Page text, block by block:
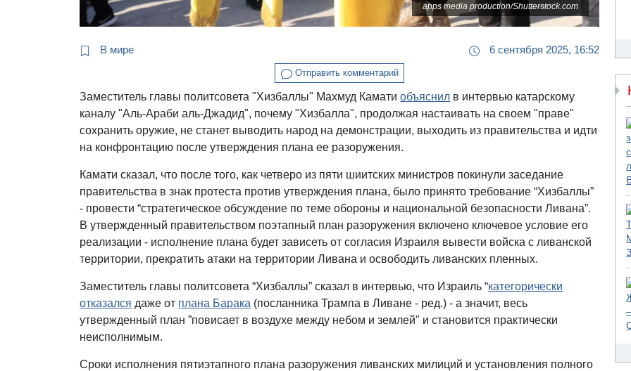
apps media production/Shutterstock.com
В мире 6 сентября 2025, 16:52
Отправить комментарий
Заместитель главы политсовета "Хизбаллы" Махмуд Каматиобъяснил в интервью катарскому
каналу "Аль-Араби аль-Джадид", почему "Хизбалла", продолжая настаивать на своем "праве"
сохранить оружие, не станет выводить народ на демонстрации, выходить из правительства и идти
на конфронтацию после утверждения плана ее разоружения.
Камати сказал, что после того, как четверо из пяти шиитских министров покинули заседание
правительства в знак протеста против утверждения плана, было принято требование “Хизбаллы”
- провести “стратегическое обсуждение по теме обороны и национальной безопасности Ливана”.
В утвержденный правительством поэтапный план разоружения включено ключевое условие его
реализации - исполнение плана будет зависеть от согласия Израиля вывести войска с ливанской
территории, прекратить атаки на территории Ливана и освободить ливанских пленных.
Заместитель главы политсовета “Хизбаллы” сказал в интервью, что Израиль “категорически
отказался даже от плана Барака (посланника Трампа в Ливане - ред.) - а значит, весь
утвержденный план ”повисает в воздухе между небом и землей" и становится практически
неисполнимым.
Сроки исполнения пятиэтапного плана разоружения ливанских милиций и установления полного